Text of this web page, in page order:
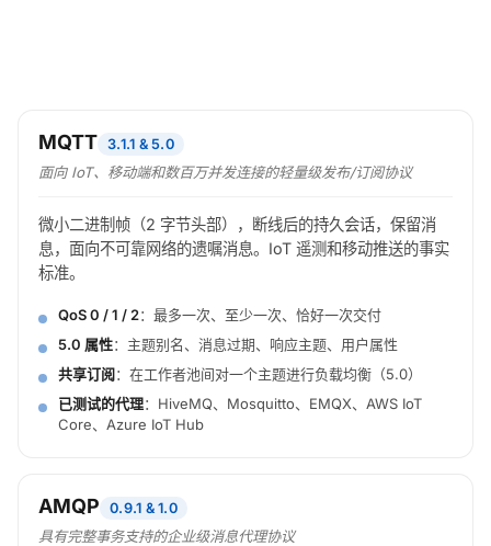
MQTT 3.1.1 & 5.0
面向 IoT、移动端和数百万并发连接的轻量级发布/订阅协议
微小二进制帧（2 字节头部），断线后的持久会话，保留消
息，面向不可靠网络的遗嘱消息。IoT 遥测和移动推送的事实
标准。
QoS 0 / 1 / 2：最多一次、至少一次、恰好一次交付
5.0 属性：主题别名、消息过期、响应主题、用户属性
共享订阅：在工作者池间对一个主题进行负载均衡（5.0）
已测试的代理：HiveMQ、Mosquitto、EMQX、AWS IoT
Core、Azure IoT Hub
AMQP 0.9.1 & 1.0
具有完整事务支持的企业级消息代理协议